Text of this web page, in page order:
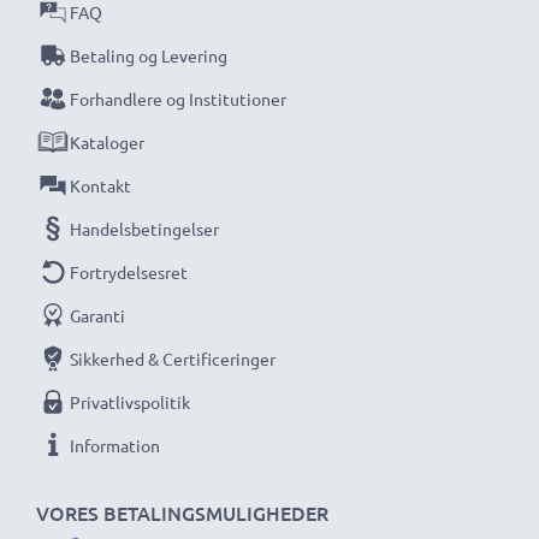
VORES BETALINGSMULIGHEDER
FAQ
Betaling og Levering
Forhandlere og Institutioner
Kataloger
Kontakt
Handelsbetingelser
Fortrydelsesret
Garanti
Sikkerhed & Certificeringer
Privatlivspolitik
Information